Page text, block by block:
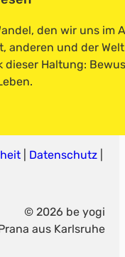
den wir uns
anderen und der
dieser Haltung:
Datenschutz
© 2026 be yogi
aus Karlsruhe